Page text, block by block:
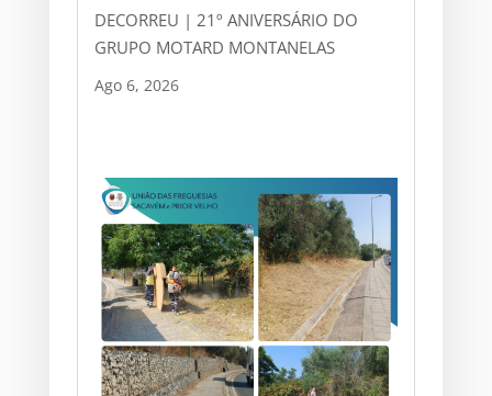
DECORREU | 21º ANIVERSÁRIO DO
GRUPO MOTARD MONTANELAS
Ago 6, 2026